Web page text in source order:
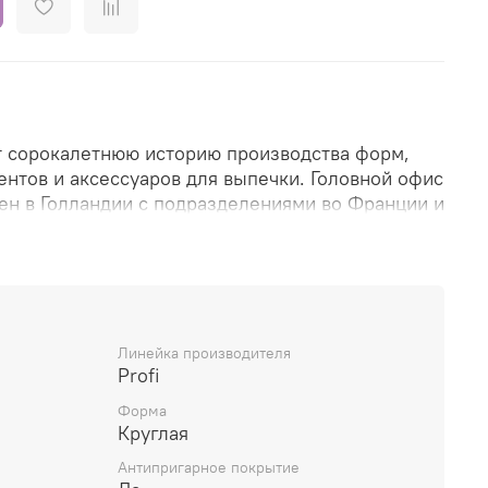
историю производства форм,
и аксессуаров для выпечки. Головной офис
в Голландии с подразделениями во Франции и
производится на собственных заводах
осуществлять высокий контроль за
и соответствовать всем стандартам и нормам
производства делают инвентарь Patisse
и долговечным в использовании и
Линейка производителя
Profi
Форма
Круглая
Антипригарное покрытие